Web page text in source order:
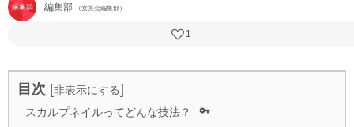
編集部 （女美会編集部）
1
目次 [非表示にする]
スカルプネイルってどんな技法？ 